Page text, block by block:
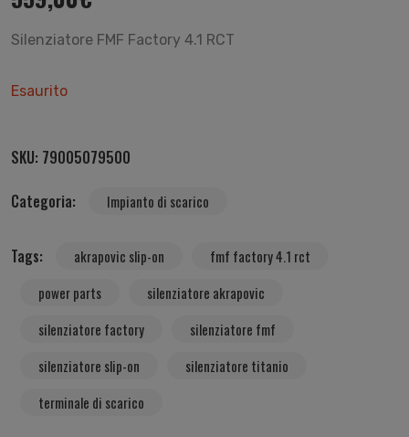
Silenziatore FMF Factory 4.1 RCT
Esaurito
SKU: 79005079500
Categoria:
Impianto di scarico
Tags: akrapovic slip-on
fmf factory 4.1 rct
power parts
silenziatore akrapovic
silenziatore factory
silenziatore fmf
silenziatore slip-on
silenziatore titanio
terminale di scarico